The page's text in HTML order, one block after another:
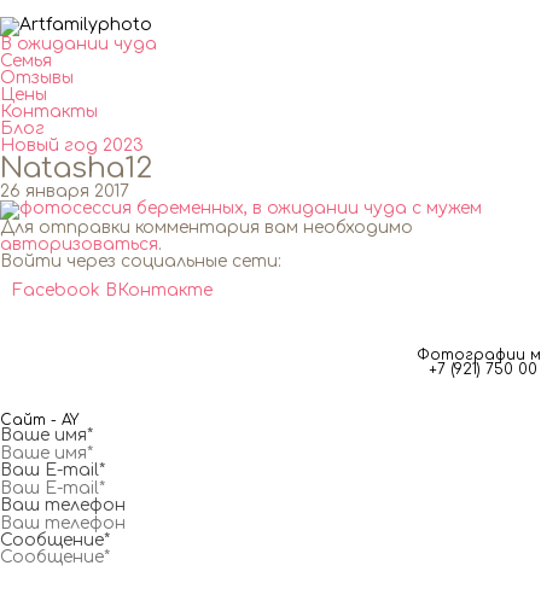
В ожидании чуда
Семья
Отзывы
Цены
Контакты
Блог
Новый год 2023
Natasha12
26 января 2017
Для отправки комментария вам необходимо
авторизоваться.
Войти через социальные сети:
Facebook ВКонтакте
Фотографии
+7 (921) 750
Сайт - AY
Ваше имя*
Ваш E-mail*
Ваш телефон
Сообщение*